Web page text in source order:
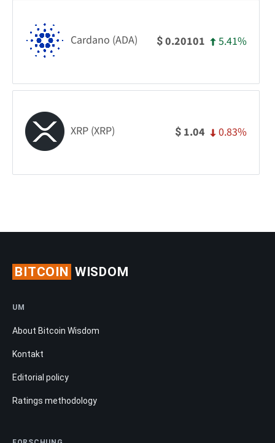
Cardano (ADA) $0.20101 5.41%
XRP (XRP) $ 1.04 0.83%
BITCOIN WISDOM
UM
About Bitcoin Wisdom
Kontakt
Editorial policy
Ratings methodology